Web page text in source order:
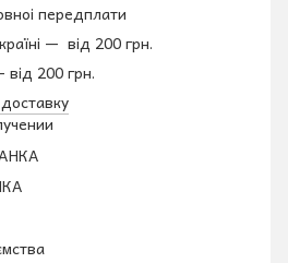
передплати
— від 200 грн.
200 грн.